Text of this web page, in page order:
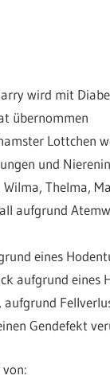
wird mit
übernommen
Lottchen
und
Thelma,
aufgrund
eines
aufgrund eines
Gendefekt